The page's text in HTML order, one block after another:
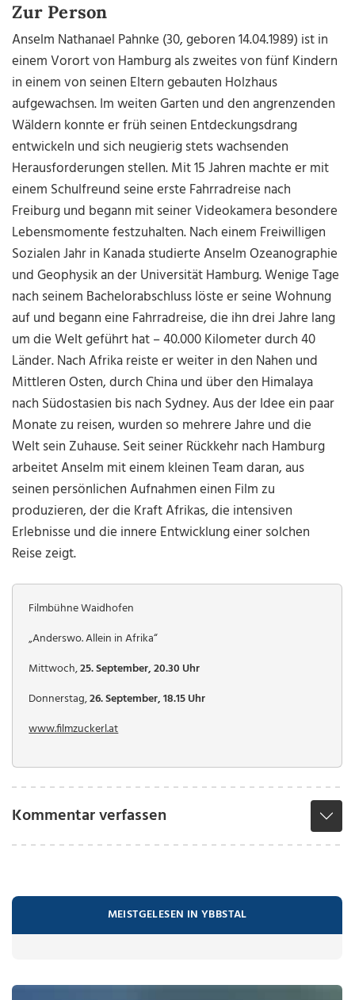
Zur Person
Anselm Nathanael Pahnke (30, geboren 14.04.1989) ist in
einem Vorort von Hamburg als zweites von fünf Kindern
in einem von seinen Eltern gebauten Holzhaus
aufgewachsen. Im weiten Garten und den angrenzenden
Wäldern konnte er früh seinen Entdeckungsdrang
entwickeln und sich neugierig stets wachsenden
Herausforderungen stellen. Mit 15 Jahren machte er mit
einem Schulfreund seine erste Fahrradreise nach
Freiburg und begann mit seiner Videokamera besondere
Lebensmomente festzuhalten. Nach einem Freiwilligen
Sozialen Jahr in Kanada studierte Anselm Ozeanographie
und Geophysik an der Universität Hamburg. Wenige Tage
nach seinem Bachelorabschluss löste er seine Wohnung
auf und begann eine Fahrradreise, die ihn drei Jahre lang
um die Welt geführt hat – 40.000 Kilometer durch 40
Länder. Nach Afrika reiste er weiter in den Nahen und
Mittleren Osten, durch China und über den Himalaya
nach Südostasien bis nach Sydney. Aus der Idee ein paar
Monate zu reisen, wurden so mehrere Jahre und die
Welt sein Zuhause. Seit seiner Rückkehr nach Hamburg
arbeitet Anselm mit einem kleinen Team daran, aus
seinen persönlichen Aufnahmen einen Film zu
produzieren, der die Kraft Afrikas, die intensiven
Erlebnisse und die innere Entwicklung einer solchen
Reise zeigt.
Filmbühne Waidhofen
„Anderswo. Allein in Afrika“
Mittwoch,25. September, 20.30 Uhr
Donnerstag,26. September, 18.15 Uhr
www.filmzuckerl.at
Kommentar verfassen
MEISTGELESEN IN YBBSTAL